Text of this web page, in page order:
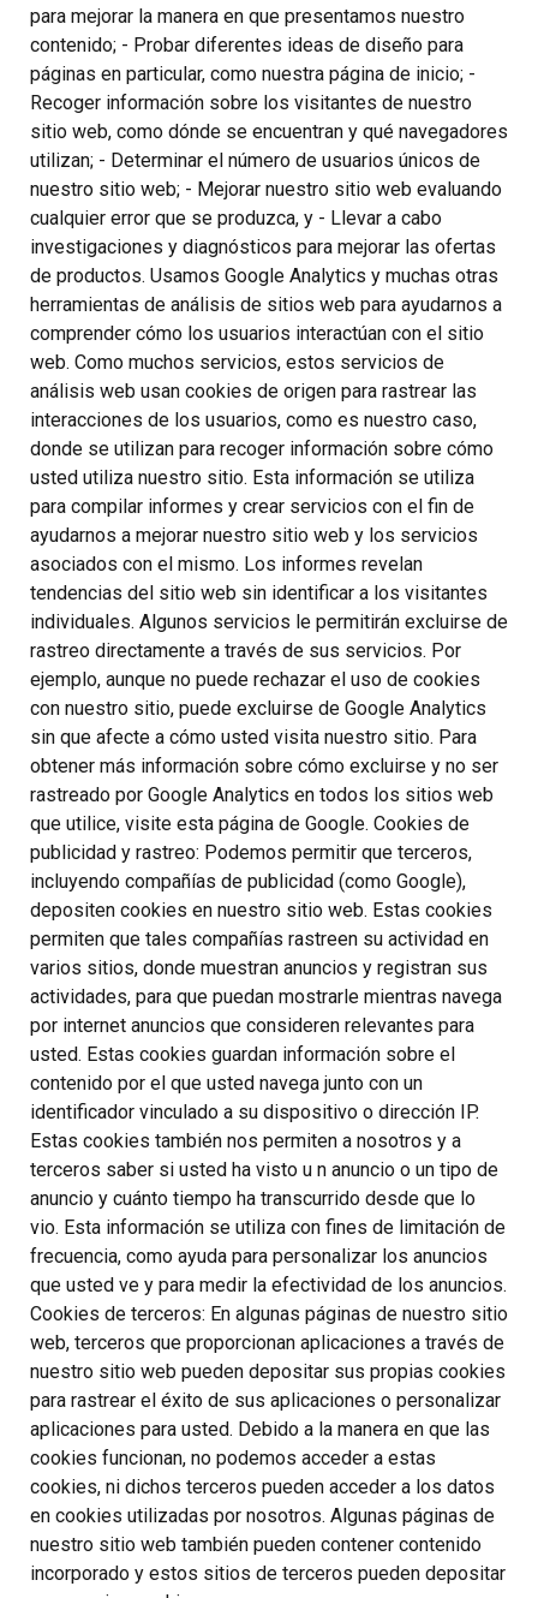
para mejorar la manera en que presentamos nuestro
contenido; - Probar diferentes ideas de diseño para
páginas en particular, como nuestra página de inicio; -
Recoger información sobre los visitantes de nuestro
sitio web, como dónde se encuentran y qué navegadores
utilizan; - Determinar el número de usuarios únicos de
nuestro sitio web; - Mejorar nuestro sitio web evaluando
cualquier error que se produzca, y - Llevar a cabo
investigaciones y diagnósticos para mejorar las ofertas
de productos. Usamos Google Analytics y muchas otras
herramientas de análisis de sitios web para ayudarnos a
comprender cómo los usuarios interactúan con el sitio
web. Como muchos servicios, estos servicios de
análisis web usan cookies de origen para rastrear las
interacciones de los usuarios, como es nuestro caso,
donde se utilizan para recoger información sobre cómo
usted utiliza nuestro sitio. Esta información se utiliza
para compilar informes y crear servicios con el fin de
ayudarnos a mejorar nuestro sitio web y los servicios
asociados con el mismo. Los informes revelan
tendencias del sitio web sin identificar a los visitantes
individuales. Algunos servicios le permitirán excluirse de
rastreo directamente a través de sus servicios. Por
ejemplo, aunque no puede rechazar el uso de cookies
con nuestro sitio, puede excluirse de Google Analytics
sin que afecte a cómo usted visita nuestro sitio. Para
obtener más información sobre cómo excluirse y no ser
rastreado por Google Analytics en todos los sitios web
que utilice, visite esta página de Google. Cookies de
publicidad y rastreo: Podemos permitir que terceros,
incluyendo compañías de publicidad (como Google),
depositen cookies en nuestro sitio web. Estas cookies
permiten que tales compañías rastreen su actividad en
varios sitios, donde muestran anuncios y registran sus
actividades, para que puedan mostrarle mientras navega
por internet anuncios que consideren relevantes para
usted. Estas cookies guardan información sobre el
contenido por el que usted navega junto con un
identificador vinculado a su dispositivo o dirección IP.
Estas cookies también nos permiten a nosotros y a
terceros saber si usted ha visto u n anuncio o un tipo de
anuncio y cuánto tiempo ha transcurrido desde que lo
vio. Esta información se utiliza con fines de limitación de
frecuencia, como ayuda para personalizar los anuncios
que usted ve y para medir la efectividad de los anuncios.
Cookies de terceros: En algunas páginas de nuestro sitio
web, terceros que proporcionan aplicaciones a través de
nuestro sitio web pueden depositar sus propias cookies
para rastrear el éxito de sus aplicaciones o personalizar
aplicaciones para usted. Debido a la manera en que las
cookies funcionan, no podemos acceder a estas
cookies, ni dichos terceros pueden acceder a los datos
en cookies utilizadas por nosotros. Algunas páginas de
nuestro sitio web también pueden contener contenido
incorporado y estos sitios de terceros pueden depositar